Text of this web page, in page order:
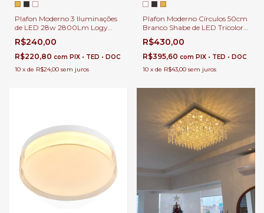
Plafon Moderno 3 Iluminações
de LED 28w 2800Lm Logy
Dourado Redondo Ø39cm
Para Sala, Corredor e Quarto
R$240,00
R$220,80 com PIX • TED • DOC
10 x de R$24,00 sem juros
Plafon Moderno Círculos 50cm
Branco Shabe de LED Tricolor
45w 4500Lm Para Sala,
Quartos, Escritório e Lavabo
R$430,00
R$395,60 com PIX • TED • DOC
10 x de R$43,00 sem juros